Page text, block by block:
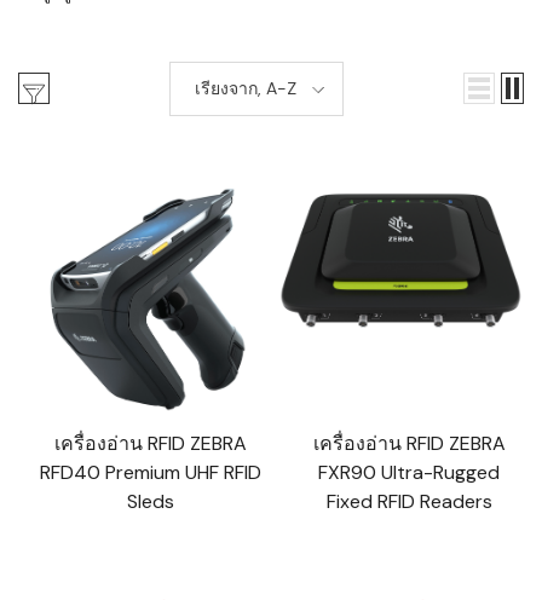
เรียงจาก, A-Z
เครื่องอ่าน RFID ZEBRA
RFD40 Premium UHF RFID
Sleds
เครื่องอ่าน RFID ZEBRA
FXR90 Ultra-Rugged
Fixed RFID Readers